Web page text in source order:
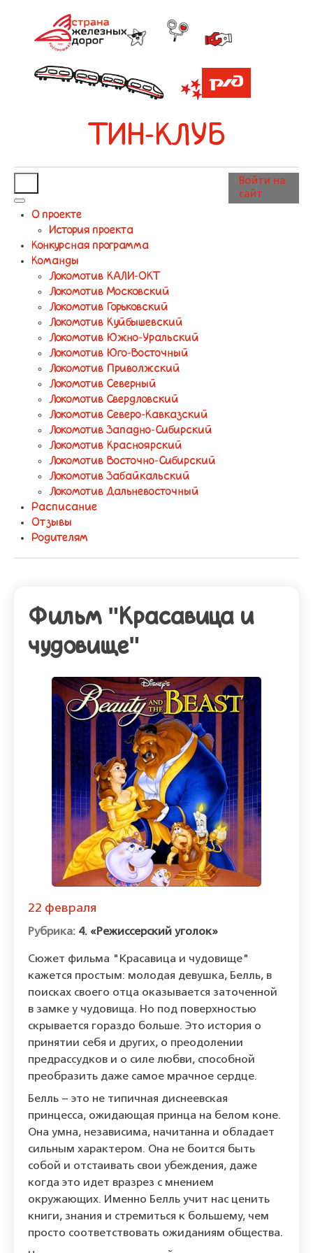
ТИН-КЛУБ
О проекте
История проекта
Конкурсная программа
Команды
Локомотив КАЛИ-ОКТ
Локомотив Московский
Локомотив Горьковский
Локомотив Куйбышевский
Локомотив Южно-Уральский
Локомотив Юго-Восточный
Локомотив Приволжский
Локомотив Северный
Локомотив Свердловский
Локомотив Северо-Кавказский
Локомотив Западно-Сибирский
Локомотив Красноярский
Локомотив Восточно-Сибирский
Локомотив Забайкальский
Локомотив Дальневосточный
Расписание
Отзывы
Родителям
Войти на
сайт
Фильм "Красавица и
чудовище"
22 февраля
4. «Режиссерский уголок»
Сюжет фильма "Красавица и чудовище"
кажется простым: молодая девушка, Белль, в
поисках своего отца оказывается заточенной
в замке у чудовища. Но под поверхностью
скрывается гораздо больше. Это история о
принятии себя и других, о преодолении
предрассудков и о силе любви, способной
преобразить даже самое мрачное сердце.
Белль – это не типичная диснеевская
принцесса, ожидающая принца на белом коне.
Она умна, независима, начитанна и обладает
сильным характером. Она не боится быть
собой и отстаивать свои убеждения, даже
когда это идет вразрез с мнением
окружающих. Именно Белль учит нас ценить
книги, знания и стремиться к большему, чем
просто соответствовать ожиданиям общества.